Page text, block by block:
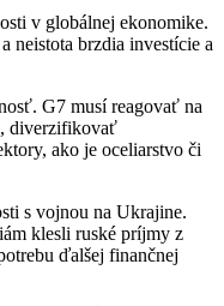
v globálnej ekonomike.
neistota brzdia investície a
G7 musí reagovať na
diverzifikovať
ako je oceliarstvo či
s vojnou na Ukrajine.
klesli ruské príjmy z
ďalšej finančnej